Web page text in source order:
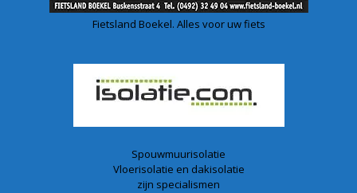
Fietsland Boekel. Alles voor uw fiets
Spouwmuurisolatie
Vloerisolatie en dakisolatie
zijn specialismen